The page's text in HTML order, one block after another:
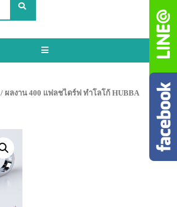
Toggle
/ ผลงาน 400 แฟลชไดร์ฟ ทำโลโก้ HUBBA